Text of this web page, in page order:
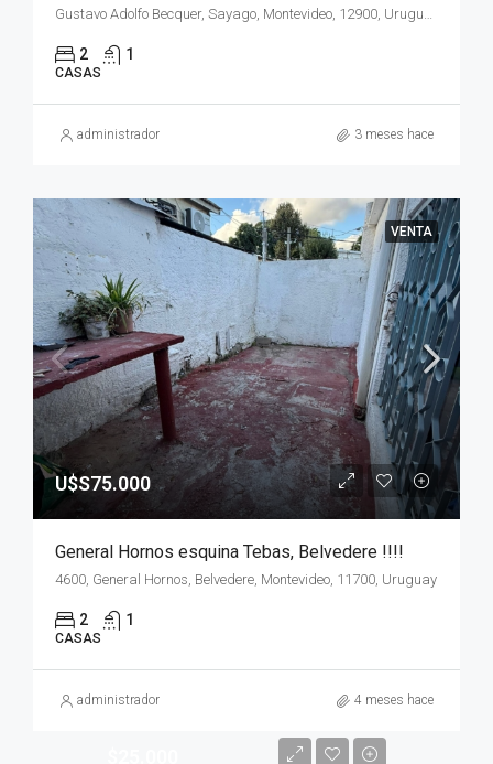
Gustavo Adolfo Becquer, Sayago, Montevideo, 12900, Uruguay
2 1
CASAS
administrador 3 meses hace
VENTA
U$S75.000
General Hornos esquina Tebas, Belvedere !!!!
4600, General Hornos, Belvedere, Montevideo, 11700, Uruguay
2 1
CASAS
administrador 4 meses hace